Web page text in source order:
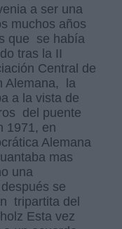
a ser una
muchos años
que se había
tras la II
Central de
Alemana, la
a la vista de
del puente
1971, en
Alemana
mas
una
se
tripartita del
Esta vez